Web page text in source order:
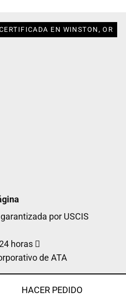
EN WINSTON, OR
por USCIS
horas
de ATA
HACER PEDIDO